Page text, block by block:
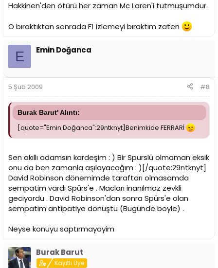
Hakkinen'den ötürü her zaman Mc Laren'i tutmuşumdur.
O bıraktıktan sonrada F1 izlemeyi bıraktım zaten
E Emin Doğanca
5 Şub 2009 #8
Burak Barut' Alıntı:
[quote="Emin Doğanca":29ntknyt]Benimkide FERRARİ
Sen akıllı adamsın kardeşim : ) Bir Spurslü olmaman eksik
onu da ben zamanla aşılayacağım : )[/quote:29ntknyt]
David Robinson dönemimde taraftarı olmasamda
sempatim vardı Spürs'e . Macları inanılmaz zevkli
geciyordu . David Robinson'dan sonra Spürs'e olan
sempatim antipatiye dönüştü (Bugünde böyle) .
Neyse konuyu saptırmayayim
Burak Barut
Kayıtlı Üye